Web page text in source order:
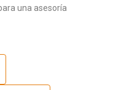
una asesoría